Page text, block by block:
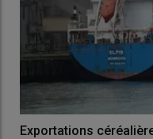
Exportations